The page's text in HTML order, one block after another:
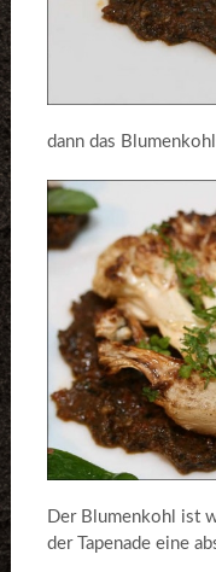
dann das
Der Blumenkohl ist
der Tapenade eine